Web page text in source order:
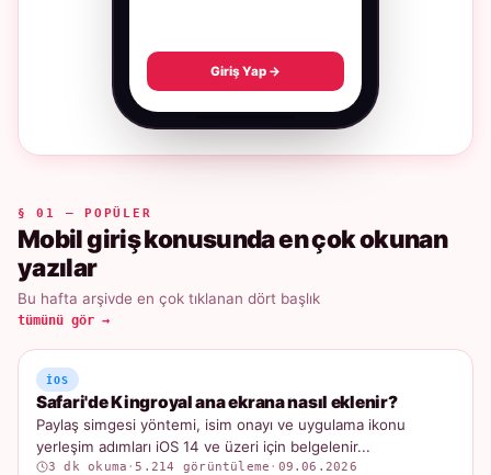
Giriş Yap →
§ 01 — POPÜLER
Mobil giriş konusunda en çok okunan
yazılar
Bu hafta arşivde en çok tıklanan dört başlık
tümünü gör →
IOS
Safari'de Kingroyal ana ekrana nasıl eklenir?
Paylaş simgesi yöntemi, isim onayı ve uygulama ikonu
yerleşim adımları iOS 14 ve üzeri için belgelenir...
3 dk okuma ·5.214 görüntüleme · 09.06.2026